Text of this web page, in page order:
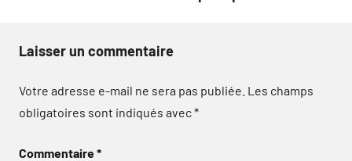
Laisser un commentaire
Votre adresse e-mail ne sera pas publiée. Les champs
obligatoires sont indiqués avec*
Commentaire*